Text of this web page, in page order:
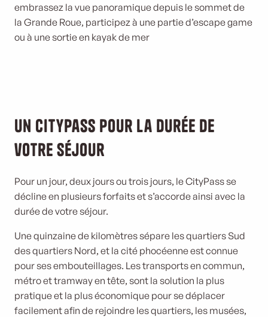
embrassez la vue panoramique depuis le sommet de
la Grande Roue, participez à une partie d’escape game
ou à une sortie en kayak de mer
Un CityPass pour la durée de
votre séjour
Pour un jour, deux jours ou trois jours, le CityPass se
décline en plusieurs forfaits et s’accorde ainsi avec la
durée de votre séjour.
Une quinzaine de kilomètres sépare les quartiers Sud
des quartiers Nord, et la cité phocéenne est connue
pour ses embouteillages. Les transports en commun,
métro et tramway en tête, sont la solution la plus
pratique et la plus économique pour se déplacer
facilement afin de rejoindre les quartiers, les musées,